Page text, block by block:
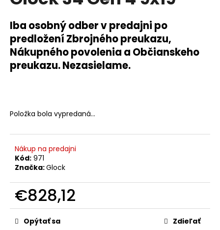
z
5
hviezdičiek.
Iba osobný odber v predajni po
predložení Zbrojného preukazu,
Nákupného povolenia a Občianskeho
preukazu. Nezasielame.
Položka bola vypredaná…
Nákup na predajni
Kód: 971
Značka:Glock
€828,12
Jednotková
cena:Opýtať sa Zdieľať
j
s
ť
?
HĽADAŤ
O
d
p
o
ú
č